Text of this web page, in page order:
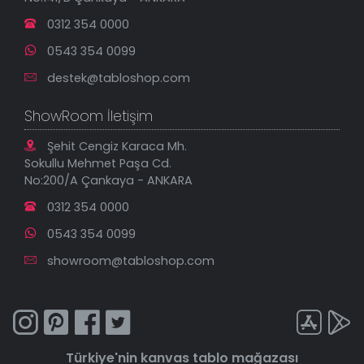
0312 354 0000
0543 354 0099
destek@tabloshop.com
ShowRoom İletişim
Şehit Cengiz Karaca Mh.
Sokullu Mehmet Paşa Cd.
No:200/A Çankaya - ANKARA
0312 354 0000
0543 354 0099
showroom@tabloshop.com
Türkiye'nin kanvas tablo mağazası